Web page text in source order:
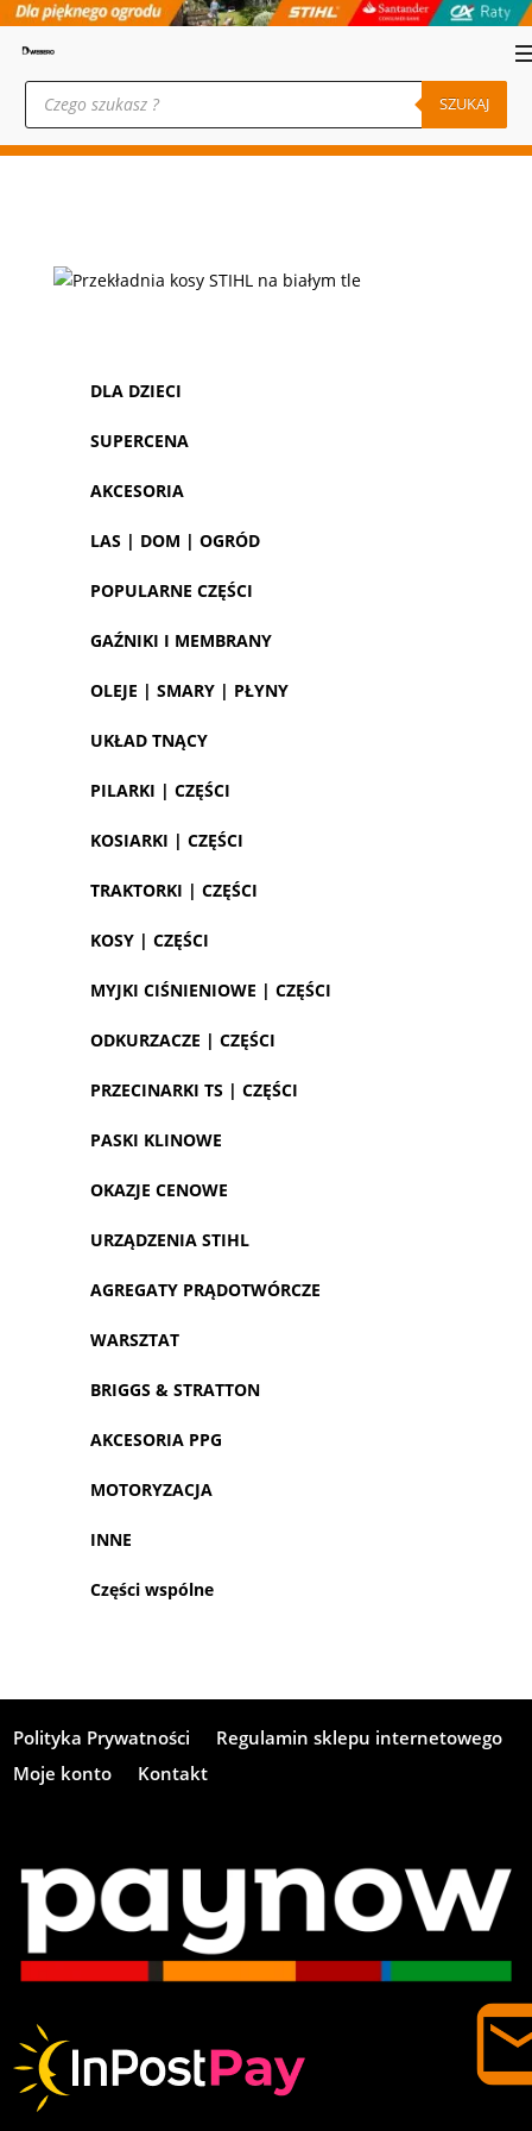
Wyszukiwarka
produktów SZUKAJ
DLA DZIECI
SUPERCENA
AKCESORIA
LAS | DOM | OGRÓD
POPULARNE CZĘŚCI
GAŹNIKI I MEMBRANY
OLEJE | SMARY | PŁYNY
UKŁAD TNĄCY
PILARKI | CZĘŚCI
KOSIARKI | CZĘŚCI
TRAKTORKI | CZĘŚCI
KOSY | CZĘŚCI
MYJKI CIŚNIENIOWE | CZĘŚCI
ODKURZACZE | CZĘŚCI
PRZECINARKI TS | CZĘŚCI
PASKI KLINOWE
OKAZJE CENOWE
URZĄDZENIA STIHL
AGREGATY PRĄDOTWÓRCZE
WARSZTAT
BRIGGS & STRATTON
AKCESORIA PPG
MOTORYZACJA
INNE
Części wspólne
Polityka Prywatności
Regulamin sklepu internetowego
Moje konto
Kontakt